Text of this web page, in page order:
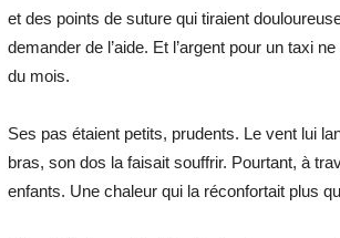
et des points de suture qui tiraient
demander de l’aide. Et l’argent pour un taxi
du mois.
Ses pas étaient petits, prudents. Le vent lui
bras, son dos la faisait souffrir. Pourtant, à
enfants. Une chaleur qui la réconfortait plus